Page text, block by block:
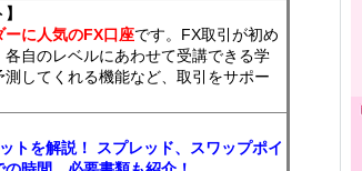
に人気のFX口座です。FX取引が初め
自のレベルにあわせて受講できる学
してくれる機能など、取引をサポー
トを解説！ スプレッド、スワップポイ